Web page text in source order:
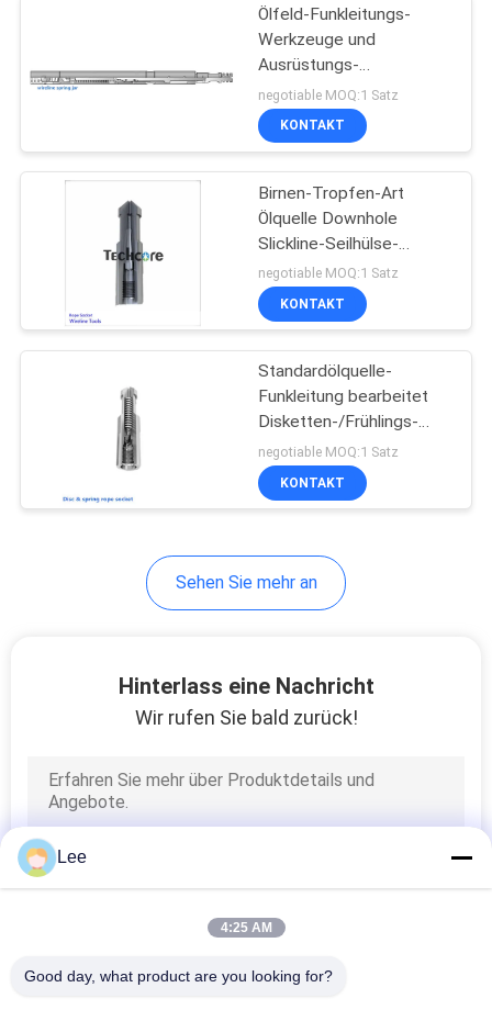
Ölfeld-Funkleitungs-
Werkzeuge und
Ausrüstungs-
Funkleitungs-Frühlings-
Glas 1,5" Downhole-Glas
legierter Stahl Ods
negotiable MOQ:1 Satz
KONTAKT
Birnen-Tropfen-Art
Ölquelle Downhole
Slickline-Seilhülse-
Funkleitungs-Werkzeuge
negotiable MOQ:1 Satz
KONTAKT
Standardölquelle-
Funkleitung bearbeitet
Disketten-/Frühlings-
Seilhülse Slickline-
Verbindung
negotiable MOQ:1 Satz
KONTAKT
Sehen Sie mehr an
Hinterlass eine Nachricht
Wir rufen Sie bald zurück!
Lee
4:25 AM
Good day, what product are you looking for?